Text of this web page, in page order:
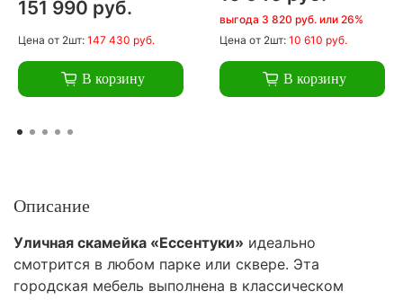
151 990 руб.
Цена от 2шт: 147 430 руб.
В корзину
выгода 3 820 руб. или 26%
Цена от 2шт: 10 610 руб.
В корзину
Описание
Уличная скамейка «Ессентуки» идеально
смотрится в любом парке или сквере. Эта
городская мебель выполнена в классическом